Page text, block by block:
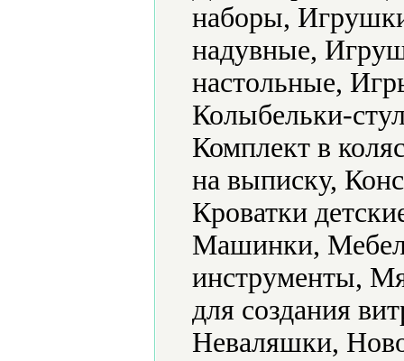
наборы,
надувные,
настольные,
Колыбельки-
Комплект в
на выписку,
Кроватки
Машинки,
инструменты,
для создания
Неваляшки,